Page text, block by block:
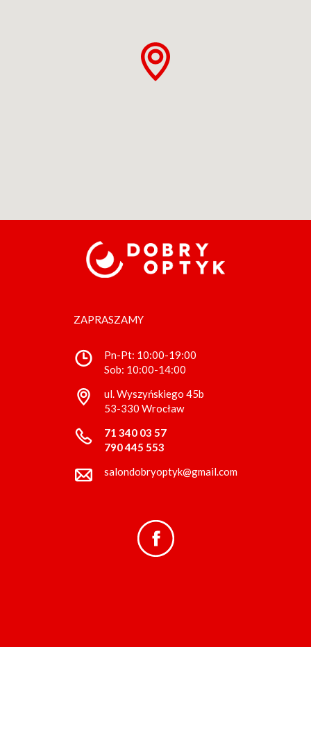
ZAPRASZAMY
Pn-Pt: 10:00-19:00
Sob: 10:00-14:00
ul. Wyszyńskiego 45b
53-330 Wrocław
71 340 03 57
790 445 553
salondobryoptyk@gmail.com